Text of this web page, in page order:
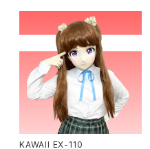
KAWAII EX-110